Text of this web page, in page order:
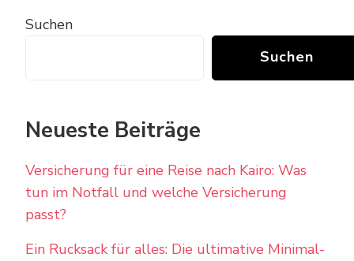
Suchen
Suchen
Neueste Beiträge
Versicherung für eine Reise nach Kairo: Was
tun im Notfall und welche Versicherung
passt?
Ein Rucksack für alles: Die ultimative Minimal-